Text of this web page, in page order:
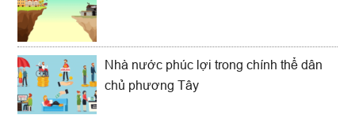
Nhà nước phúc lợi trong chính thể dân
chủ phương Tây